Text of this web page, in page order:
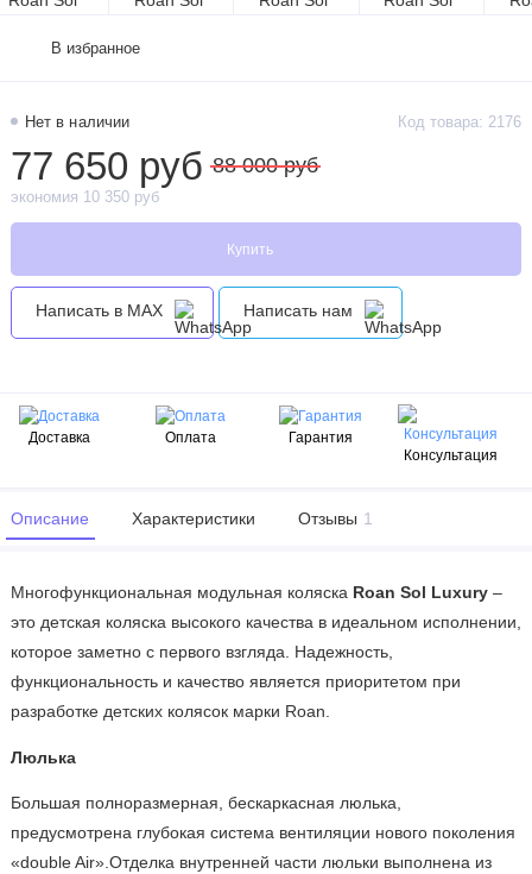
Нет в наличии Код товара: 2176
77 650 руб 88 000 руб
экономия 10 350 руб
Купить
Написать в MAX Написать нам
В избранное
Доставка Оплата
Гарантия
Консультация
Описание Характеристики Отзывы 1
Многофункциональная модульная коляска Roan Sol Luxury –
это детская коляска высокого качества в идеальном исполнении,
которое заметно с первого взгляда. Надежность,
функциональность и качество является приоритетом при
разработке детских колясок марки Roan.
Люлька
Большая полноразмерная, бескаркасная люлька,
предусмотрена глубокая система вентиляции нового поколения
«double Air».Отделка внутренней части люльки выполнена из